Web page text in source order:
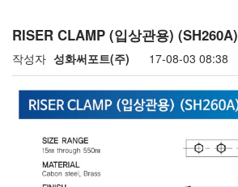
RISER CLAMP (입상관용) (SH260A)
작성자 성화써포트(주) 17-08-03 08:38